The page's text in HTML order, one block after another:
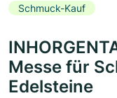
Schmuck-Kauf
Messe für
Edelsteine